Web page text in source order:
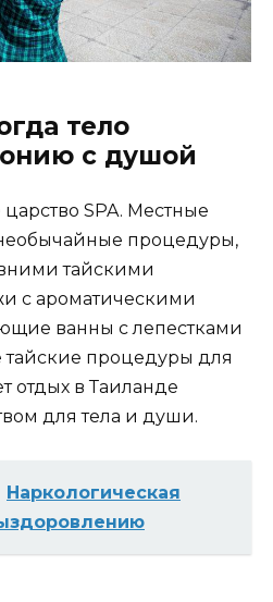
тело
с душой
SPA. Местные
процедуры,
тайскими
с ароматическими
ванны с лепестками
процедуры для
отдых в Таиланде
для тела и души.
Наркологическая